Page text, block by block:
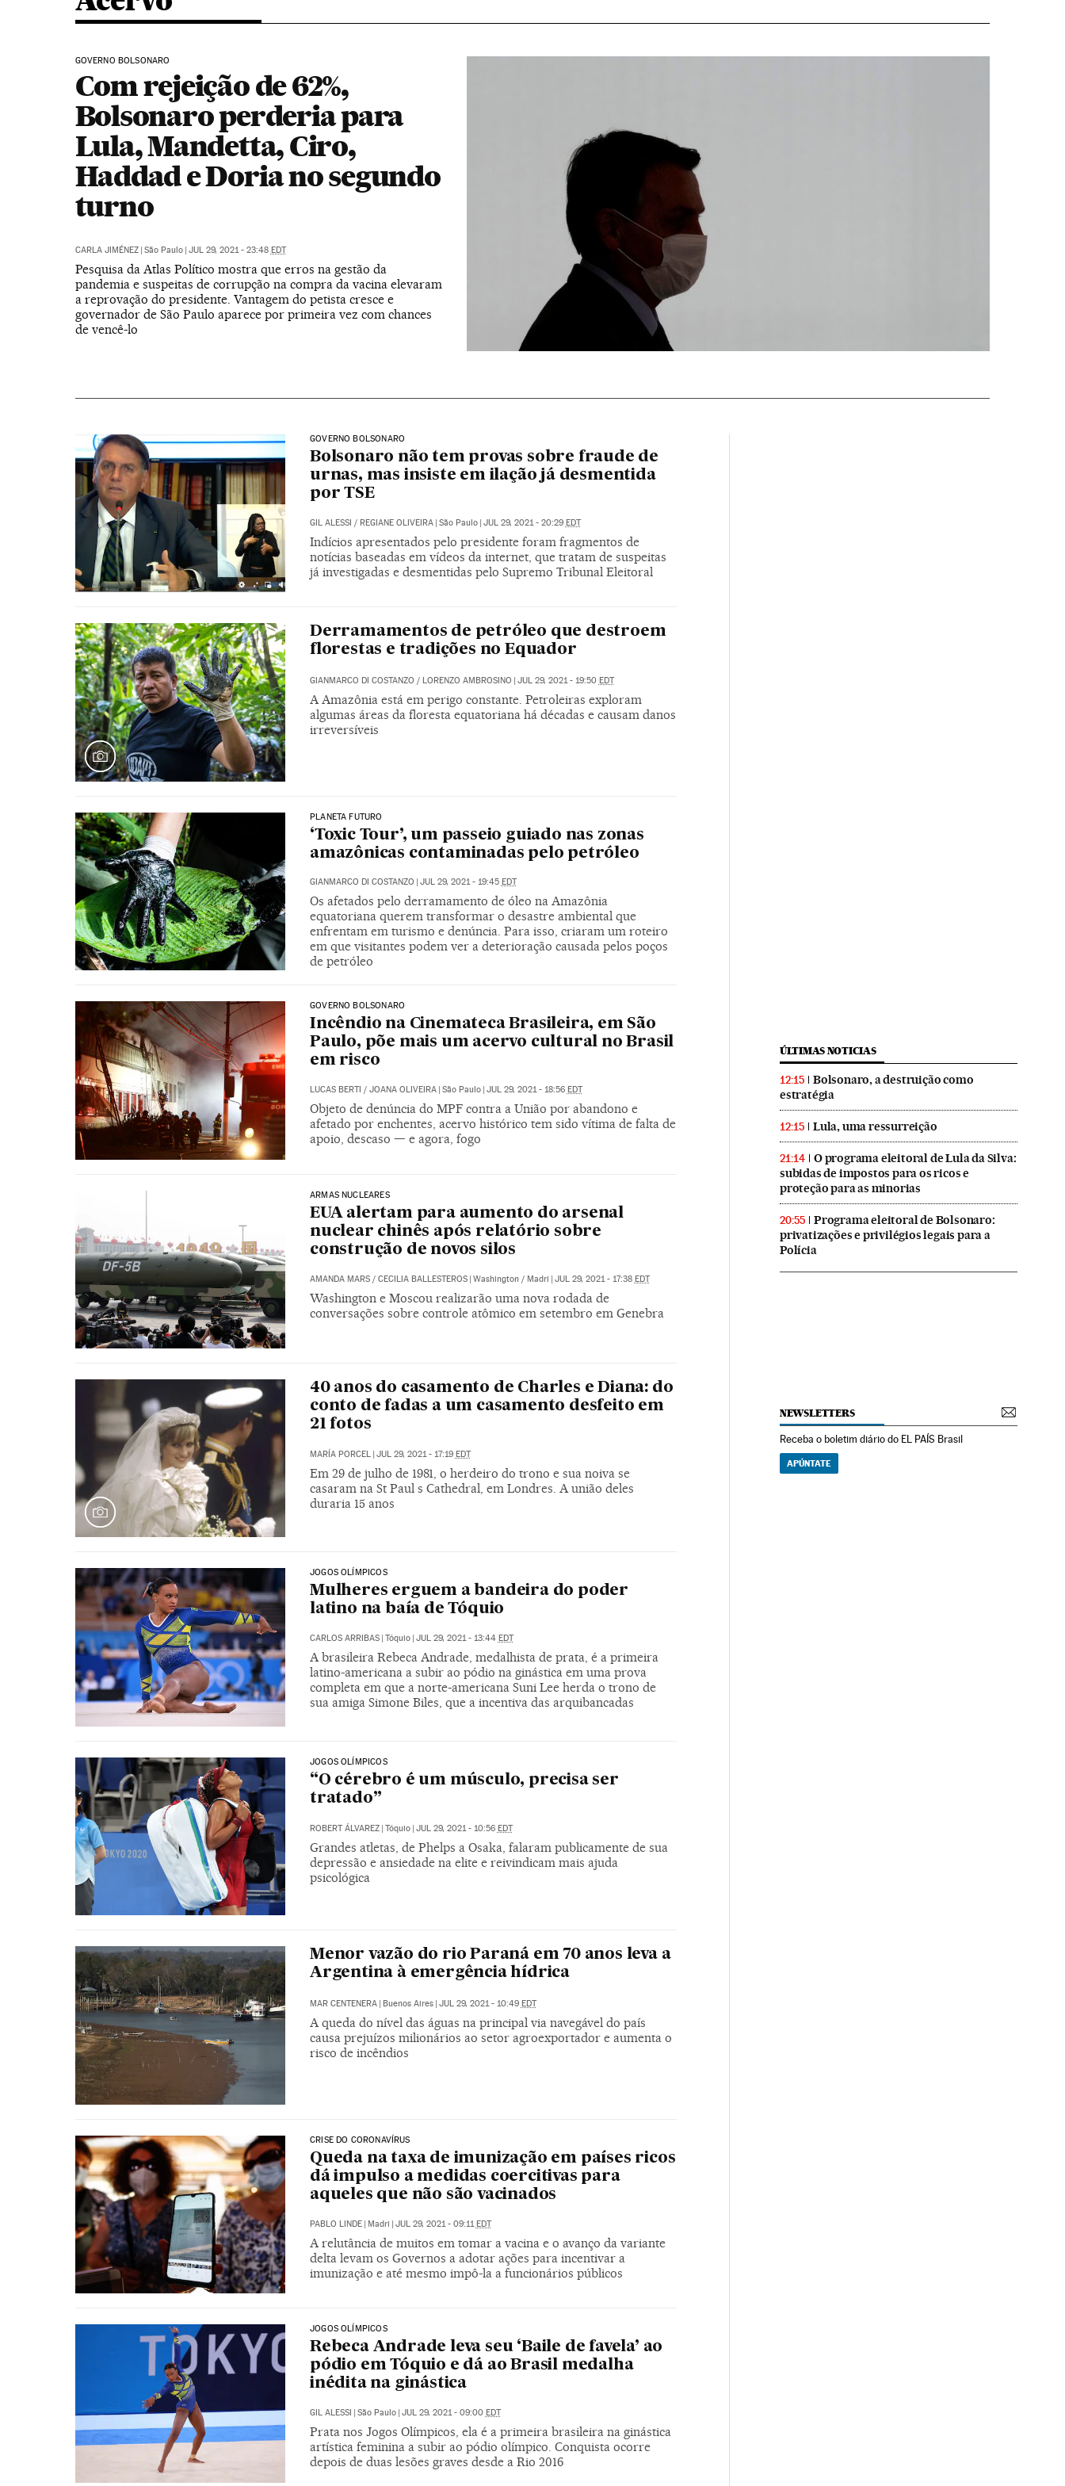
GOVERNO BOLSONARO
Com rejeição de 62%,
Bolsonaro perderia para
Lula, Mandetta, Ciro,
Haddad e Doria no segundo
turno
CARLA JIMÉNEZ | São Paulo | JUL 29, 2021 - 23:48 EDT
Pesquisa da Atlas Político mostra que erros na gestão da
pandemia e suspeitas de corrupção na compra da vacina elevaram
a reprovação do presidente. Vantagem do petista cresce e
governador de São Paulo aparece por primeira vez com chances
de vencê-lo
GOVERNO BOLSONARO
Bolsonaro não tem provas sobre fraude de
urnas, mas insiste em ilação já desmentida
por TSE
GIL ALESSI / REGIANE OLIVEIRA | São Paulo | JUL 29, 2021 - 20:29 EDT
Indícios apresentados pelo presidente foram fragmentos de
notícias baseadas em vídeos da internet, que tratam de suspeitas
já investigadas e desmentidas pelo Supremo Tribunal Eleitoral
Derramamentos de petróleo que destroem
florestas e tradições no Equador
GIANMARCO DI COSTANZO / LORENZO AMBROSINO JUL 29, 2021 - 19:50 EDT
A Amazônia está em perigo constante. Petroleiras exploram
algumas áreas da floresta equatoriana há décadas e causam danos
irreversíveis
PLANETA FUTURO
‘Toxic Tour’, um passeio guiado nas zonas
amazônicas contaminadas pelo petróleo
GIANMARCO DI COSTANZO | JUL 29, 2021 - 19:45 EDT
Os afetados pelo derramamento de óleo na Amazônia
equatoriana querem transformar o desastre ambiental que
enfrentam em turismo e denúncia. Para isso, criaram um roteiro
em que visitantes podem ver a deterioração causada pelos poços
de petróleo
GOVERNO BOLSONARO
Incêndio na Cinemateca Brasileira, em São
Paulo, põe mais um acervo cultural no Brasil
em risco
LUCAS BERTI / JOANA OLIVEIRA | São Paulo | JUL 29, 2021 - 18:56 EDT
Objeto de denúncia do MPF contra a União por abandono e
afetado por enchentes, acervo histórico tem sido vítima de falta de
apoio, descaso — e agora, fogo
ARMAS NUCLEARES
EUA alertam para aumento do arsenal
nuclear chinês após relatório sobre
construção de novos silos
AMANDA MARS/ CECILIA BALLESTEROS Washington / Madri JUL 29, 2021 - 17:38 EDT
Washington e Moscou realizarão uma nova rodada de
conversações sobre controle atômico em setembro em Genebra
40 anos do casamento de Charles e Diana: do
conto de fadas a um casamento desfeito em
21 fotos
MARÍA PORCEL | JUL 29, 2021 - 17:19 EDT
Em 29 de julho de 1981, o herdeiro do trono e sua noiva se
casaram na St Paul s Cathedral, em Londres. A união deles
duraria 15 anos
JOGOS OLÍMPICOS
Mulheres erguem a bandeira do poder
latino na baía de Tóquio
CARLOS ARRIBAS Tóquio JUL 29, 2021 - 13:44 EDT
A brasileira Rebeca Andrade, medalhista de prata, é a primeira
latino-americana a subir ao pódio na ginástica em uma prova
completa em que a norte-americana Suni Lee herda o trono de
sua amiga Simone Biles, que a incentiva das arquibancadas
JOGOS OLÍMPICOS
“O cérebro é um músculo, precisa ser
tratado”
ROBERT ÁLVAREZ | Tóquio | JUL 29, 2021 - 10:56 EDT
Grandes atletas, de Phelps a Osaka, falaram publicamente de sua
depressão e ansiedade na elite e reivindicam mais ajuda
psicológica
Menor vazão do rio Paraná em 70 anos leva a
Argentina à emergência hídrica
MAR CENTENERA | Buenos Aires | JUL 29, 2021 - 10:49 EDT
A queda do nível das águas na principal via navegável do país
causa prejuízos milionários ao setor agroexportador e aumenta o
risco de incêndios
CRISE DO CORONAVÍRUS
Queda na taxa de imunização em países ricos
dá impulso a medidas coercitivas para
aqueles que não são vacinados
PABLO LINDE | Madri | JUL 29, 2021 - 09:11 EDT
A relutância de muitos em tomar a vacina e o avanço da variante
delta levam os Governos a adotar ações para incentivar a
imunização e até mesmo impô-la a funcionários públicos
JOGOS OLÍMPICOS
Rebeca Andrade leva seu ‘Baile de favela’ ao
pódio em Tóquio e dá ao Brasil medalha
inédita na ginástica
GIL ALESSI | São Paulo | JUL 29, 2021 - 09:00 EDT
Prata nos Jogos Olímpicos, ela é a primeira brasileira na ginástica
artística feminina a subir ao pódio olímpico. Conquista ocorre
depois de duas lesões graves desde a Rio 2016
ÚLTIMAS NOTICIAS
12:15
Bolsonaro, a destruição como
estratégia
12:15 Lula, uma ressurreição
21:14
O programa eleitoral de Lula da Silva:
subidas de impostos para os ricos e
proteção para as minorias
20:55
Programa eleitoral de Bolsonaro:
privatizações e privilégios legais para a
Polícia
NEWSLETTERS
Receba o boletim diário do EL PAÍS Brasil
APÚNTATE